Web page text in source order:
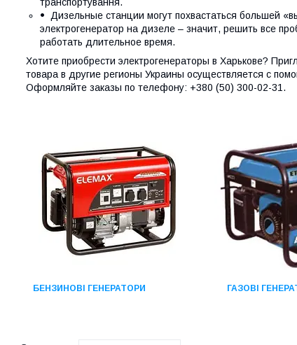
Дизельные станции могут похвастаться большей
электрогенератор на дизеле – значит, решить все
работать длительное время.
Хотите приобрести электрогенераторы в Харькове?
товара в другие регионы Украины осуществляется с
Оформляйте заказы по телефону: +380 (50) 300-02-31.
БЕНЗИНОВІ ГЕНЕРАТОРИ ГАЗОВІ